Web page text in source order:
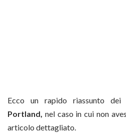
Ecco un rapido riassunto dei
Portland, nel caso in cui non
articolo dettagliato.